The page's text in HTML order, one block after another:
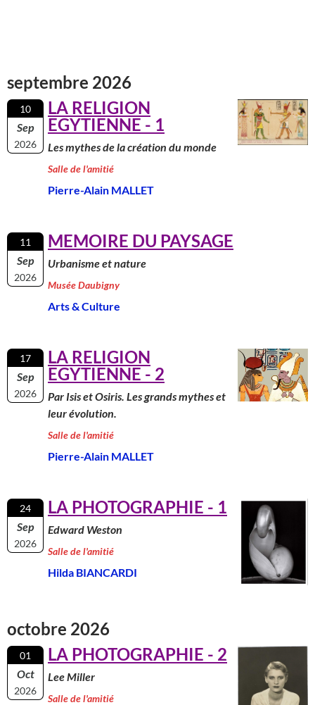
septembre 2026
10
Sep
2026
LA RELIGION
EGYTIENNE - 1
Les mythes de la création du monde
Salle de l'amitié
Pierre-Alain MALLET
11
Sep
2026
MEMOIRE DU PAYSAGE
Urbanisme et nature
Musée Daubigny
Arts & Culture
17
Sep
2026
LA RELIGION
EGYTIENNE - 2
Par Isis et Osiris. Les grands mythes et
leur évolution.
Salle de l'amitié
Pierre-Alain MALLET
24
Sep
2026
LA PHOTOGRAPHIE - 1
Edward Weston
Salle de l'amitié
Hilda BIANCARDI
octobre 2026
01
Oct
2026
LA PHOTOGRAPHIE - 2
Lee Miller
Salle de l'amitié